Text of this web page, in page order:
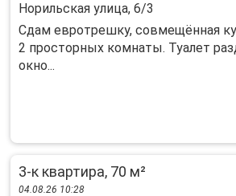
Норильская улица, 6/3
Сдам евротрешку, совмещённая
2 просторных комнаты. Туалет
окно...
3-к квартира, 70 м²
04.08.26 10:28